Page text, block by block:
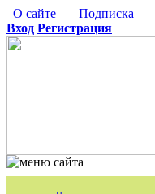
О сайте Подписка
Вход Регистрация